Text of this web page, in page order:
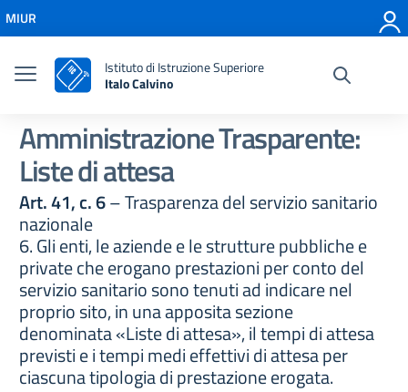
Vai al menu di navigazione
Vai al footer
MIUR
Istituto di Istruzione Superiore
Italo Calvino
Amministrazione Trasparente:
Liste di attesa
Art. 41, c. 6– Trasparenza del servizio sanitario
nazionale
6. Gli enti, le aziende e le strutture pubbliche e
private che erogano prestazioni per conto del
servizio sanitario sono tenuti ad indicare nel
proprio sito, in una apposita sezione
denominata «Liste di attesa», il tempi di attesa
previsti e i tempi medi effettivi di attesa per
ciascuna tipologia di prestazione erogata.